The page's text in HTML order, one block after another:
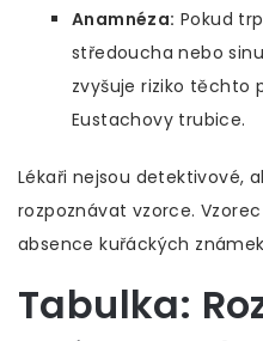
Anamnéza: Pokud
středoucha nebo
zvyšuje riziko těchto
Eustachovy trubice.
Lékaři nejsou detektivové,
rozpoznávat vzorce.
absence kuřáckých
Tabulka: